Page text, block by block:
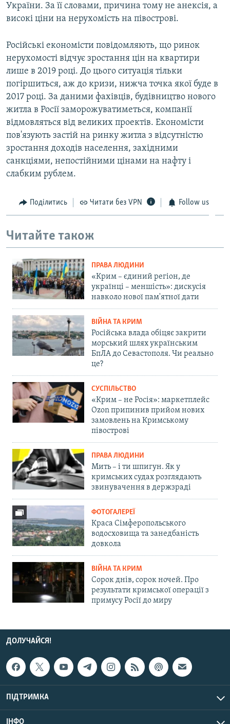
України. За її словами, причина тому не анексія, а
високі ціни на нерухомість на півострові.
Російські економісти повідомляють, що ринок
нерухомості відчує зростання цін на квартири
лише в 2019 році. До цього ситуація тільки
погіршиться, аж до кризи, нижча точка якої буде в
2017 році. За даними фахівців, будівництво нового
житла в Росії заморожуватиметься, компанії
відмовляться від великих проектів. Економісти
пов'язують застій на ринку житла з відсутністю
зростання доходів населення, західними
санкціями, непостійними цінами на нафту і
слабким рублем.
Поділитись Читати без VPN Follow us
Читайте також
ПРАВА ЛЮДИНИ
«Крим – єдиний регіон, де
українці – меншість»: дискусія
навколо нової пам'ятної дати
ВІЙНА ТА КРИМ
Російська влада обіцяє закрити
морський шлях українським
БпЛА до Севастополя. Чи реально
це?
СУСПІЛЬСТВО
«Крим – не Росія»: маркетплейс
Ozon припинив прийом нових
замовлень на Кримському
півострові
ПРАВА ЛЮДИНИ
Мить – і ти шпигун. Як у
кримських судах розглядають
звинувачення в держзраді
ФОТОГАЛЕРЕЇ
Краса Сімферопольського
водосховища та занедбаність
довкола
ВІЙНА ТА КРИМ
Сорок днів, сорок ночей. Про
результати кримської операції з
примусу Росії до миру
ДОЛУЧАЙСЯ!
ПІДТРИМКА
ІНФО